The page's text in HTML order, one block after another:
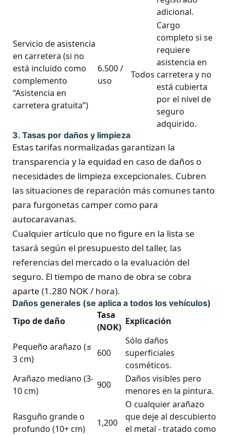
adicional.
Servicio de asistencia
en carretera (si no
está incluido como
complemento
“Asistencia en
carretera gratuita”)
6.500 /
uso
Todos
Cargo
completo si se
requiere
asistencia en
carretera y no
está cubierta
por el nivel de
seguro
adquirido.
3. Tasas por daños y limpieza
Estas tarifas normalizadas garantizan la
transparencia y la equidad en caso de daños o
necesidades de limpieza excepcionales. Cubren
las situaciones de reparación más comunes tanto
para furgonetas camper como para
autocaravanas.
Cualquier artículo que no figure en la lista se
tasará según el presupuesto del taller, las
referencias del mercado o la evaluación del
seguro. El tiempo de mano de obra se cobra
aparte (1.280 NOK / hora).
Daños generales (se aplica a todos los vehículos)
Tipo de daño
Tasa
(NOK)
Explicación
Pequeño arañazo (≤
3 cm)
600
Sólo daños
superficiales
cosméticos.
Arañazo mediano (3-
10 cm)
900
Daños visibles pero
menores en la pintura.
Rasguño grande o
profundo (10+ cm)
1,200
O cualquier arañazo
que deje al descubierto
el metal - tratado como